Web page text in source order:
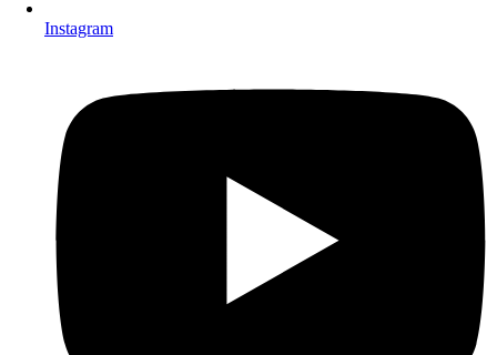
Instagram